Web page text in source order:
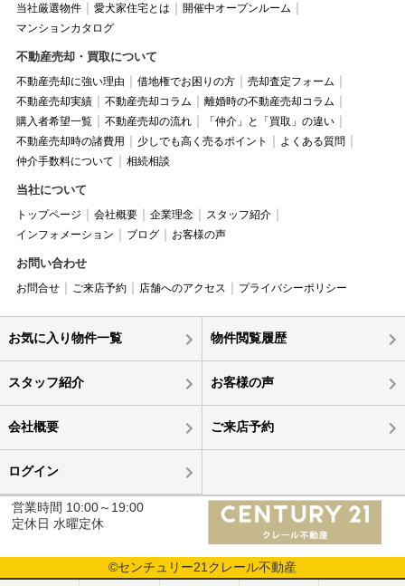
当社厳選物件 愛犬家住宅とは
開催中オープンルーム
マンションカタログ
不動産売却・買取について
不動産売却に強い理由 借地権でお困りの方
売却査定フォーム
不動産売却実績
不動産売却コラム
離婚時の不動産売却コラム
購入者希望一覧
不動産売却の流れ
「仲介」と「買取」の違い
不動産売却時の諸費用
少しでも高く売るポイント
よくある質問
仲介手数料について
相続相談
当社について
トップページ 会社概要 企業理念
スタッフ紹介
インフォメーション
ブログ お客様の声
お問い合わせ
お問合せ ご来店予約 店舗へのアクセス プライバシーポリシー
お気に入り物件一覧 物件閲覧履歴
スタッフ紹介 お客様の声
会社概要 ご来店予約
ログイン
営業時間 10:00～19:00
定休日 水曜定休
©センチュリー21クレール不動産